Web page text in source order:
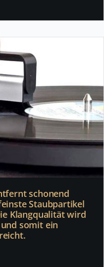
schonend
Staubpartikel
Klangqualität wird
somit ein